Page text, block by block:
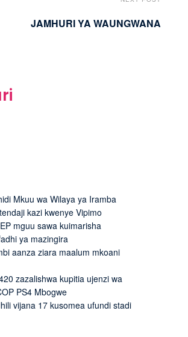
JAMHURI YA WAUNGWANA
Mkuu wa Wilaya ya Iramba
kazi kwenye Vipimo
mguu sawa kuimarisha
ya mazingira
aanza ziara maalum mkoani
zazalishwa kupitia ujenzi wa
PS4 Mbogwe
vijana 17 kusomea ufundi stadi